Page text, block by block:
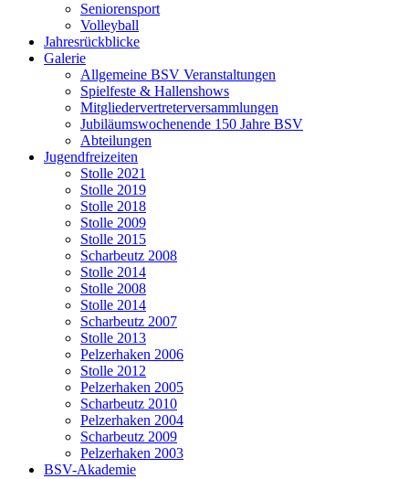
Seniorensport
Volleyball
Jahresrückblicke
Galerie
Allgemeine BSV Veranstaltungen
Spielfeste & Hallenshows
Mitgliedervertreterversammlungen
Jubiläumswochenende 150 Jahre BSV
Abteilungen
Jugendfreizeiten
Stolle 2021
Stolle 2019
Stolle 2018
Stolle 2009
Stolle 2015
Scharbeutz 2008
Stolle 2014
Stolle 2008
Stolle 2014
Scharbeutz 2007
Stolle 2013
Pelzerhaken 2006
Stolle 2012
Pelzerhaken 2005
Scharbeutz 2010
Pelzerhaken 2004
Scharbeutz 2009
Pelzerhaken 2003
BSV-Akademie